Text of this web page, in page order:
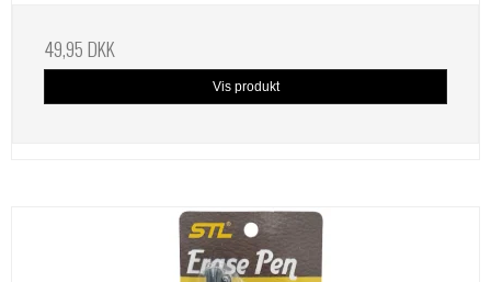
49,95 DKK
Vis produkt